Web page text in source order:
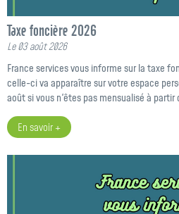
Taxe foncière 2026
Le 03 août 2026
France services vous informe sur la taxe
celle-ci va apparaître sur votre espace
août si vous n'êtes pas mensualisé à partir
En savoir +